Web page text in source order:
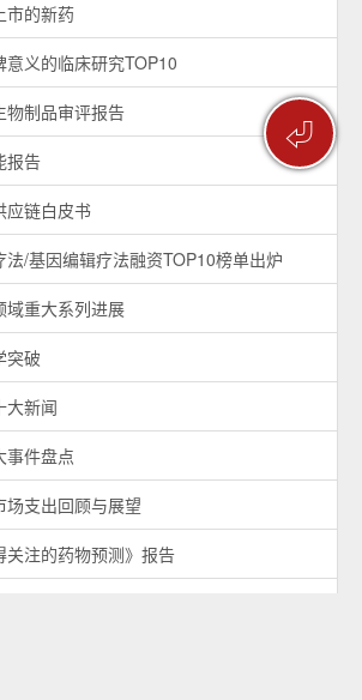
⏎
市的新药
义的临床研究TOP10
物制品审评报告
报告
应链白皮书
/基因编辑疗法融资TOP10榜单出炉
域重大系列进展
突破
大新闻
事件盘点
支出回顾与展望
注的药物预测》报告